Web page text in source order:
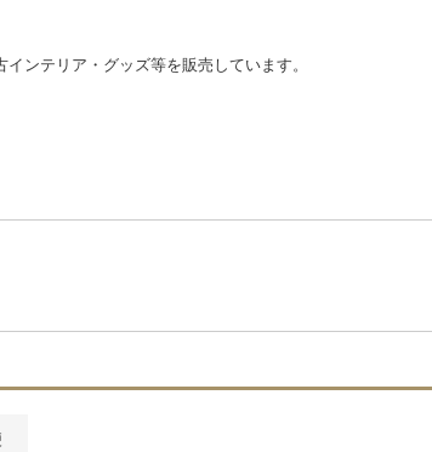
ンテリア・グッズ等を販売しています。